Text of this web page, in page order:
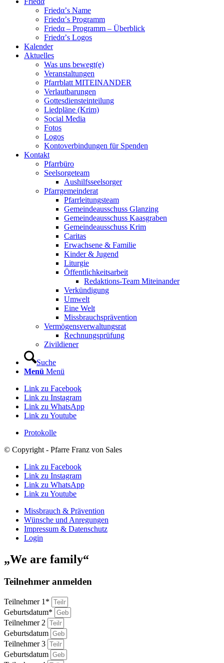
Friedα’s Name
Friedα’s Programm
Friedα – Programm – Überblick
Friedα’s Logos
Kalender
Aktuelles
Was uns bewegt(e)
Veranstaltungen
Pfarrblatt MITEINANDER
Verlautbarungen
Gottesdiensteinteilung
Liedpläne (Krim)
Social Media
Fotos
Logos
Kontoverbindungen für Spenden
Kontakt
Pfarrbüro
Seelsorgeteam
Aushilfsseelsorger
Pfarrgemeinderat
Pfarrleitungsteam
Gemeindeausschuss Glanzing
Gemeindeausschuss Kaasgraben
Gemeindeausschuss Krim
Caritas
Erwachsene & Familie
Kinder & Jugend
Liturgie
Öffentlichkeitsarbeit
Redaktions-Team Miteinander
Verkündigung
Umwelt
Eine Welt
Missbrauchsprävention
Vermögensverwaltungsrat
Rechnungsprüfung
Zivildiener
Suche
Menü Menü
Link zu Facebook
Link zu Instagram
Link zu WhatsApp
Link zu Youtube
Protokolle
© Copyright - Pfarre Franz von Sales
Link zu Facebook
Link zu Instagram
Link zu WhatsApp
Link zu Youtube
Missbrauch & Prävention
Wünsche und Anregungen
Impressum & Datenschutz
Login
„We are family“
Teilnehmer anmelden
Teilnehmer 1*
Geburtsdatum*
Teilnehmer 2
Geburtsdatum
Teilnehmer 3
Geburtsdatum